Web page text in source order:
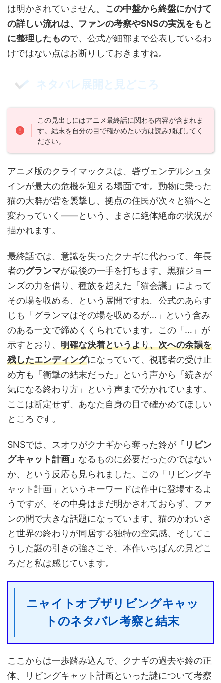
は明かされていません。 この中盤から終盤にかけて
の詳しい流れは、ファンの考察やSNSの実況をもと
に整理したもので、公式が細部まで公表しているわ
けではない点はお断りしておきますね。
ネタバレ展開と見どころ
この見出しにはアニメ最終話に関わる内容が含まれま
す。結末を自分の目で確かめたい方は読み飛ばしてく
ださい。
アニメ版のクライマックスは、砦ヴェンデルシュタ
インが最大の危機を迎える場面です。動物に乗った
猫の大群が砦を襲撃し、拠点の住民が次々と猫へと
変わっていく——という、まさに絶体絶命の状況が
描かれます。
最終話では、意識を失ったクナギに代わって、年長
者のグランマが最後の一手を打ちます。黒猫ジョー
ンズの力を借り、種族を超えた「猫会議」によって
その場を収める、という展開ですね。公式のあらす
じも「グランマはその場を収めるが…」という含み
のある一文で締めくくられています。この「…」が
示すとおり、 明確な決着というより、次への余韻を
残したエンディングになっていて、視聴者の受け止
め方も「衝撃の結末だった」という声から「続きが
気になる終わり方」という声まで分かれています。
ここは断定せず、あなた自身の目で確かめてほしい
ところです。
SNSでは、スオウがクナギから奪った鈴が 「リビン
グキャット計画」 なるものに必要だったのではない
か、という反応も見られました。この「リビングキ
ャット計画」というキーワードは作中に登場するよ
うですが、その中身はまだ明かされておらず、ファ
ンの間で大きな話題になっています。猫のかわいさ
と世界の終わりが同居する独特の空気感、そしてこ
うした謎の引きの強さこそ、本作いちばんの見どこ
ろだと私は感じています。
ニャイトオブザリビングキャッ
トのネタバレ考察と結末
ここからは一歩踏み込んで、クナギの過去や鈴の正
体、リビングキャット計画といった謎について考察